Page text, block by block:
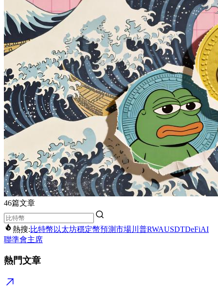
46篇文章
熱搜:比特幣 以太坊穩定幣預測市場川普RWAUSDTDeFiAI
聯準會主席
熱門文章